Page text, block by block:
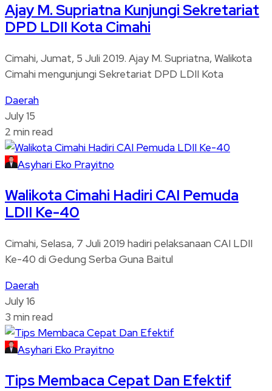
Ajay M. Supriatna Kunjungi Sekretariat
DPD LDII Kota Cimahi
Cimahi, Jumat, 5 Juli 2019. Ajay M. Supriatna, Walikota
Cimahi mengunjungi Sekretariat DPD LDII Kota
Daerah
July 15
2 min read
Asyhari Eko Prayitno
Walikota Cimahi Hadiri CAI Pemuda
LDII Ke-40
Cimahi, Selasa, 7 Juli 2019 hadiri pelaksanaan CAI LDII
Ke-40 di Gedung Serba Guna Baitul
Daerah
July 16
3 min read
Asyhari Eko Prayitno
Tips Membaca Cepat Dan Efektif